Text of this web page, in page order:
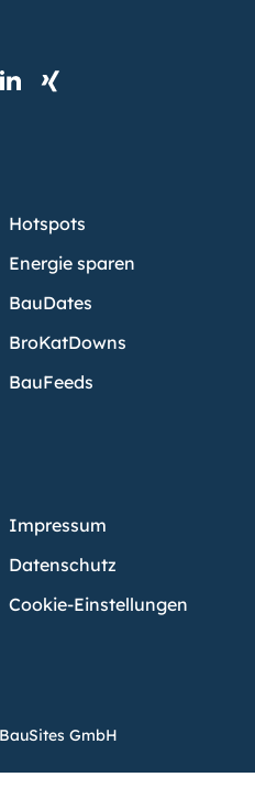
Hotspots
Energie sparen
BauDates
BroKatDowns
BauFeeds
Impressum
Datenschutz
Cookie-Einstellungen
GmbH